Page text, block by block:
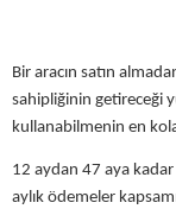
Bir aracın satın
sahipliğinin getireceği
kullanabilmenin en
12 aydan 47 aya
aylık ödemeler